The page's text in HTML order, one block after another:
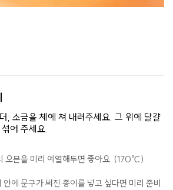
, 소금을 체에 쳐 내려주세요. 그 위에 달걀
어 주세요.
오븐을 미리 예열해두면 좋아요. (170℃)
안에 문구가 써진 종이를 넣고 싶다면 미리 준비